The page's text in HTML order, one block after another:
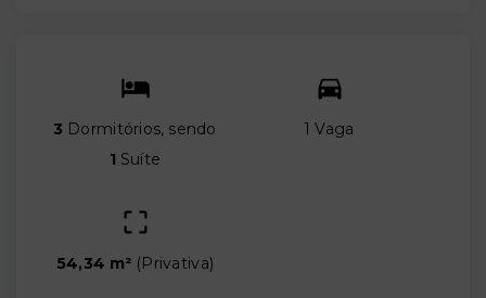
3 Dormitórios, sendo
1 Suíte
1 Vaga
54,34 m² (Privativa)